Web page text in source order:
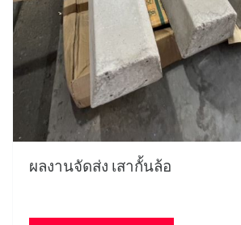
ผลงานจัดส่ง เสากั้นล้อ